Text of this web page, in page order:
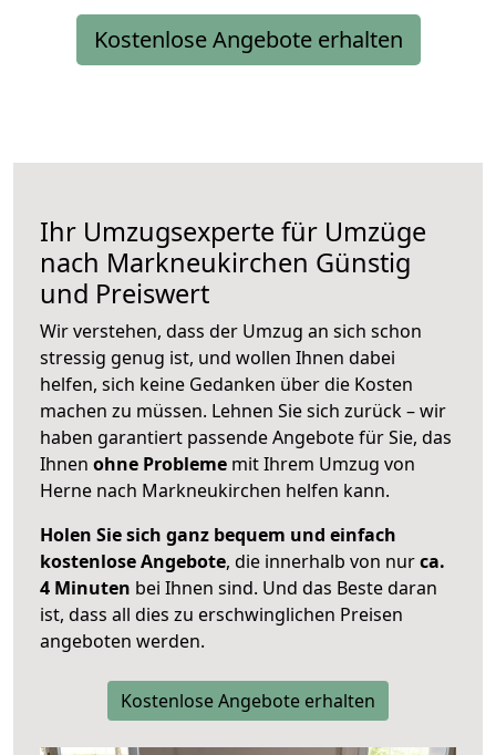
Kostenlose Angebote erhalten
Ihr Umzugsexperte für Umzüge
nach Markneukirchen Günstig
und Preiswert
Wir verstehen, dass der Umzug an sich schon
stressig genug ist, und wollen Ihnen dabei
helfen, sich keine Gedanken über die Kosten
machen zu müssen. Lehnen Sie sich zurück – wir
haben garantiert passende Angebote für Sie, das
Ihnen ohne Probleme mit Ihrem Umzug von
Herne nach Markneukirchen helfen kann.
Holen Sie sich ganz bequem und einfach
kostenlose Angebote, die innerhalb von nurca.
4 Minuten bei Ihnen sind. Und das Beste daran
ist, dass all dies zu erschwinglichen Preisen
angeboten werden.
Kostenlose Angebote erhalten